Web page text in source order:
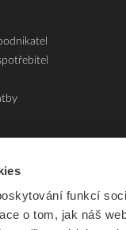
funkcí
o tom, jak náš